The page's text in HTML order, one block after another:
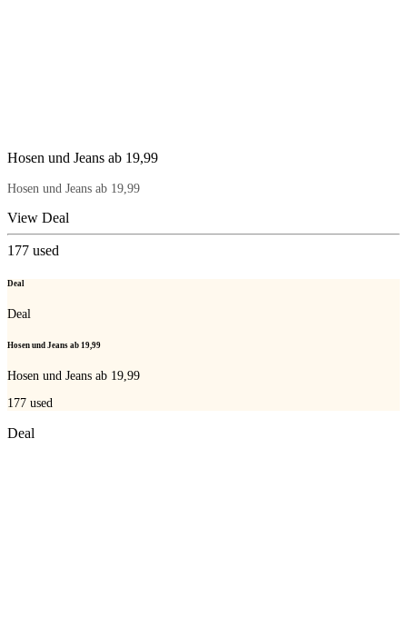
Hosen und Jeans ab 19,99
Hosen und Jeans ab 19,99
View Deal
177 used
Deal
Deal
Hosen und Jeans ab 19,99
Hosen und Jeans ab 19,99
177 used
Deal